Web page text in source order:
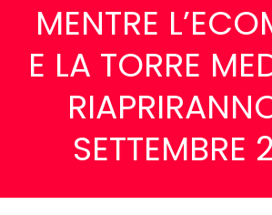
MENTRE
E LA TORRE
SETTEMBRE